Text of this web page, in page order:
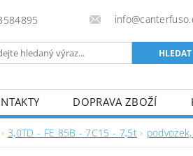
DOPRAVA ZBOŽÍ
3,0TD - FE 85B - 7C15 - 7,5t